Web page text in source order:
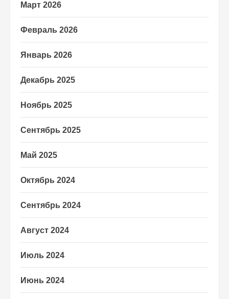
Март 2026
Февраль 2026
Январь 2026
Декабрь 2025
Ноябрь 2025
Сентябрь 2025
Май 2025
Октябрь 2024
Сентябрь 2024
Август 2024
Июль 2024
Июнь 2024